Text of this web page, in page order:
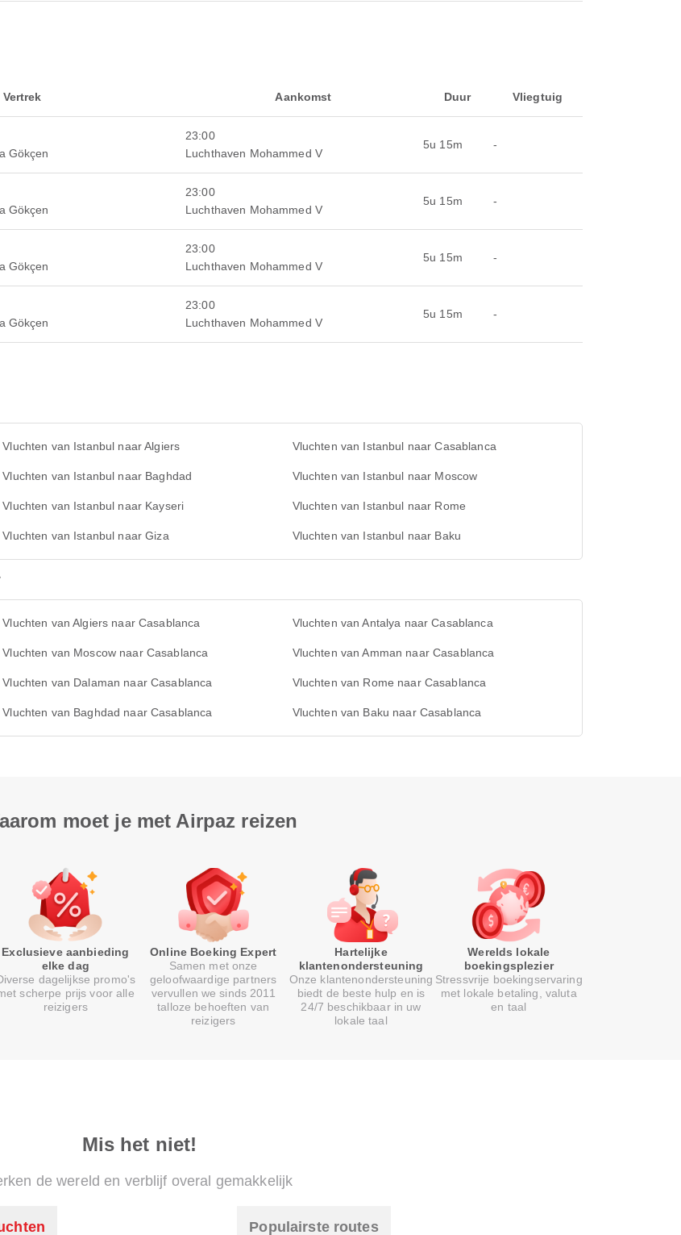
Vertrek Aankomst Duur Vliegtuig
Gökçen
23:00
Luchthaven Mohammed V
5u 15m -
Gökçen
23:00
Luchthaven Mohammed V
5u 15m -
Gökçen
23:00
Luchthaven Mohammed V
5u 15m -
Gökçen
23:00
Luchthaven Mohammed V
5u 15m -
Vluchten van Istanbul naar Algiers Vluchten van Istanbul naar Casablanca
Vluchten van Istanbul naar Baghdad Vluchten van Istanbul naar Moscow
Vluchten van Istanbul naar Kayseri Vluchten van Istanbul naar Rome
Vluchten van Istanbul naar Giza Vluchten van Istanbul naar Baku
Vluchten van Algiers naar Casablanca Vluchten van Antalya naar Casablanca
Vluchten van Moscow naar Casablanca Vluchten van Amman naar Casablanca
Vluchten van Dalaman naar Casablanca Vluchten van Rome naar Casablanca
Vluchten van Baghdad naar Casablanca Vluchten van Baku naar Casablanca
moet je met Airpaz reizen
Exclusieve aanbieding
elke dag
dagelijkse promo's
scherpe prijs voor alle
reizigers
Online Boeking Expert
Samen met onze
geloofwaardige partners
vervullen we sinds 2011
talloze behoeften van
reizigers
Hartelijke
klantenondersteuning
Onze klantenondersteuning
biedt de beste hulp en is
24/7 beschikbaar in uw
lokale taal
Werelds lokale
boekingsplezier
Stressvrije boekingservaring
met lokale betaling, valuta
en taal
Mis het niet!
de wereld en verblijf overal gemakkelijk
Populairste routes